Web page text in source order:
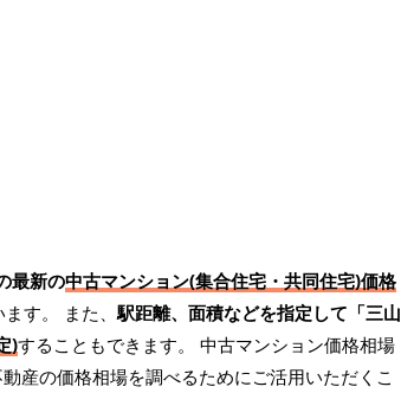
最新の中古マンション(集合住宅・共同住宅)価格
す。 また、 駅距離、面積などを指定して「三山
)することもできます。 中古マンション価格相場
産の価格相場を調べるためにご活用いただくこ